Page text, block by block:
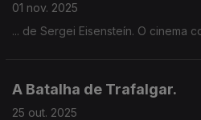
01 nov. 2025
... de Sergei Eisensteín. O cinema
A Batalha de Trafalgar.
25 out. 2025